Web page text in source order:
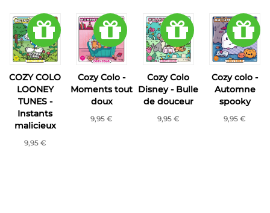
COZY COLO
LOONEY
TUNES -
Instants
malicieux
9,95 €
Cozy Colo -
Moments tout
doux
9,95 €
Cozy Colo
Disney - Bulle
de douceur
9,95 €
Cozy colo -
Automne
spooky
9,95 €